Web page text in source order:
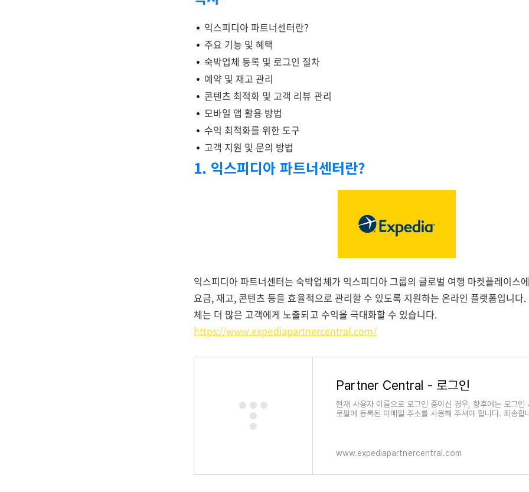
익스피디아 파트너센터란?
주요 기능 및 혜택
숙박업체 등록 및 로그인 절차
예약 및 재고 관리
콘텐츠 최적화 및 고객 리뷰 관리
모바일 앱 활용 방법
수익 최적화를 위한 도구
고객 지원 및 문의 방법
1. 익스피디아 파트너센터란?
익스피디아 파트너센터는 숙박업체가 익스피디아 그룹의 글로벌 여행 마켓플레이스
요금, 재고, 콘텐츠 등을 효율적으로 관리할 수 있도록 지원하는 온라인 플랫폼입니다
체는 더 많은 고객에게 노출되고 수익을 극대화할 수 있습니다.
https://www.expediapartnercentral.com/
Partner Central - 로그인
현재 사용자 이름으로 로그인 중이신 경우, 향후에는 로그인
로필에 등록된 이메일 주소를 사용해 주셔야 합니다. 죄송합
www.expediapartnercentral.com